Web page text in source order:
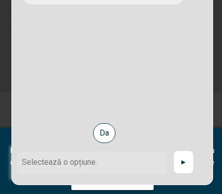
Prelucrarea datelor cu caracter personal
confidentialitate
Da
▶
Casa Regal Imobiliare utilizeaza cookie-uri.
Prin continuarea navigarii sunteti de acord cu utilizarea lor. Pentru
mai multe informatii, va rugam sa cititi
Politica privind cookie-urile